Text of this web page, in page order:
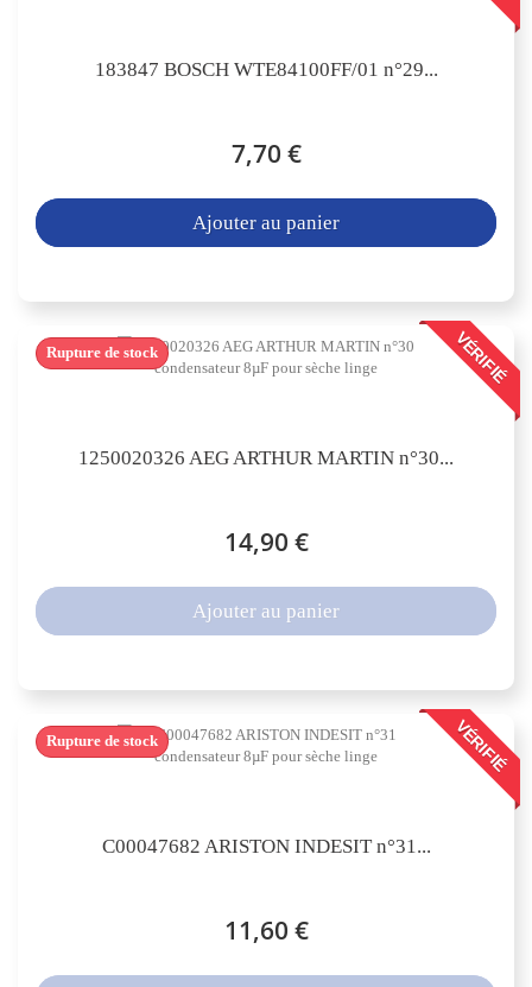
183847 BOSCH WTE84100FF/01 n°29...
7,70 €
Ajouter au panier
VÉRIFIÉ
1250020326 AEG ARTHUR MARTIN n°30...
14,90 €
Rupture de stock
Ajouter au panier
VÉRIFIÉ
C00047682 ARISTON INDESIT n°31...
11,60 €
Rupture de stock